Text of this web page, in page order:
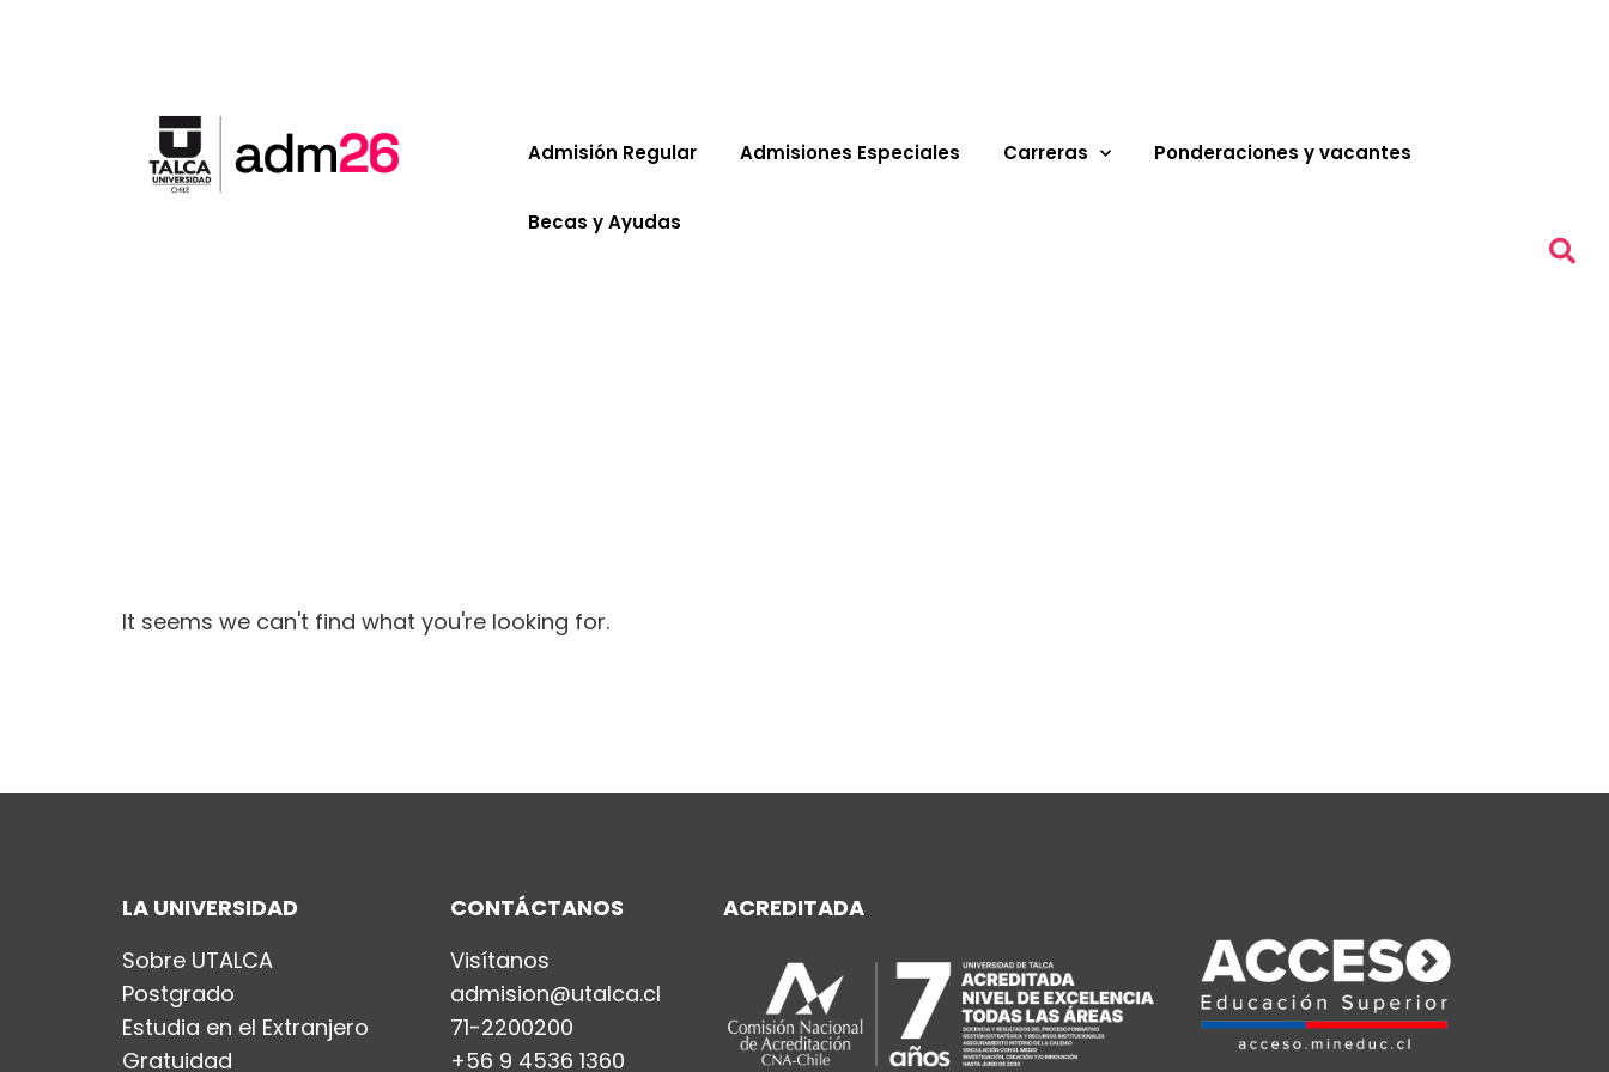
Admisión Regular Admisiones Especiales Carreras Ponderaciones y vacantes
Becas y Ayudas
It seems we can't find what you're looking for.
LA UNIVERSIDAD
Sobre UTALCA
Postgrado
Estudia en el Extranjero
Gratuidad
CONTÁCTANOS
Visítanos
admision@utalca.cl
71-2200200
+56 9 4536 1360
ACREDITADA